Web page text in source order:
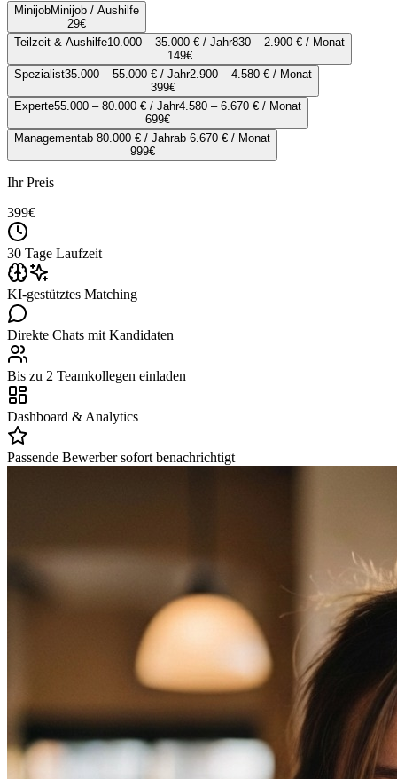
MinijobMinijob / Aushilfe
29€
Teilzeit & Aushilfe10.000 – 35.000 € / Jahr830 – 2.900 € / Monat
149€
Spezialist35.000 – 55.000 € / Jahr2.900 – 4.580 € / Monat
399€
Experte55.000 – 80.000 € / Jahr4.580 – 6.670 € / Monat
699€
Managementab 80.000 € / Jahrab 6.670 € / Monat
999€
Ihr Preis
399€
30 Tage Laufzeit
KI-gestütztes Matching
Direkte Chats mit Kandidaten
Bis zu 2 Teamkollegen einladen
Dashboard & Analytics
Passende Bewerber sofort benachrichtigt